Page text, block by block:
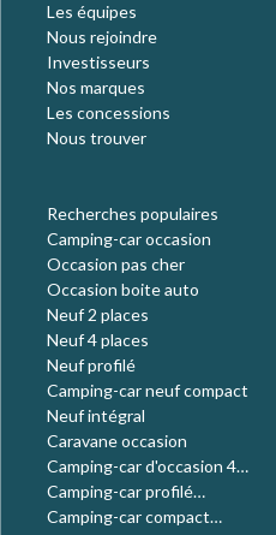
Les équipes
Nous rejoindre
Investisseurs
Nos marques
Les concessions
Nous trouver
Recherches populaires
Camping-car occasion
Occasion pas cher
Occasion boite auto
Neuf 2 places
Neuf 4 places
Neuf profilé
Camping-car neuf compact
Neuf intégral
Caravane occasion
Camping-car d'occasion 4
places
Camping-car profilé
occasion
Camping-car compact